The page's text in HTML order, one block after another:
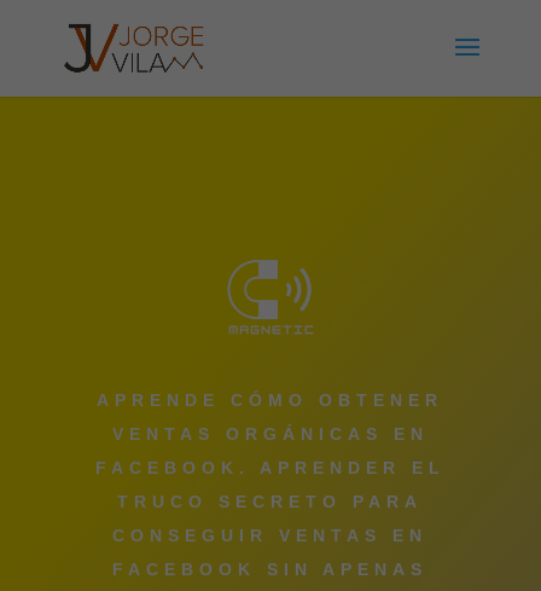
APRENDE CÓMO OBTENER
VENTAS ORGÁNICAS EN
FACEBOOK. APRENDER EL
TRUCO SECRETO PARA
CONSEGUIR VENTAS EN
FACEBOOK SIN APENAS